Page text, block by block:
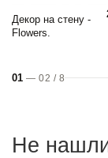
Декор на стену -
Flowers.
01 —02 / 8
Не